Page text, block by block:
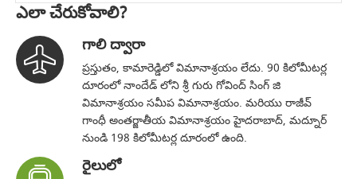
ఎలా చేరుకోవాలి?
గాలి ద్వారా
ప్రస్తుతం, కామారెడ్డిలో విమానాశ్రయం లేదు. 90 కిలోమీటర్ల
దూరంలో నాందేడ్ లోని శ్రీ గురు గోవింద్ సింగ్ జి
విమానాశ్రయం సమీప విమానాశ్రయం. మరియు రాజీవ్
గాంధీ అంతర్జాతీయ విమానాశ్రయం హైదరాబాద్, మద్నూర్
నుండి 198 కిలోమీటర్ల దూరంలో ఉంది.
రైలులో